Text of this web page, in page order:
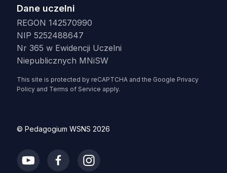
Dane uczelni
REGON 142570990
NIP 5252488647
Nr 365 w Ewidencji Uczelni
Niepublicznych MNiSW
This site is protected by reCAPTCHA and the Google Privacy
Policy and Terms of Service apply.
© Pedagogium WSNS 2026